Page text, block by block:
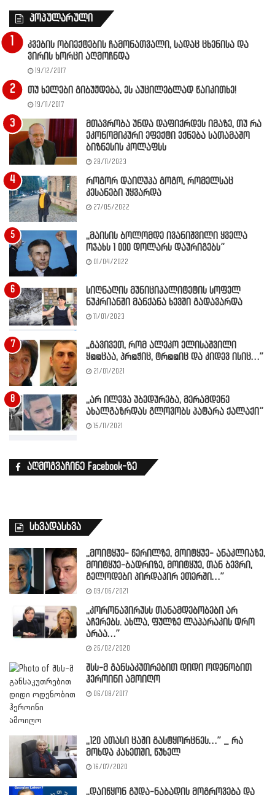
პოპულარული
კვების ობიექტების ჩამონათვალი, სადაც ცხენისა და
ვირის ხორცი აღმოჩნდა
19/12/2017
თუ ხელები გიბუჟდება, ეს აუცილებლად წაიკითხე!
19/11/2017
მთავრობა უნდა დაფიქრდეს იმაზე, თუ რა
ეკონომიკური ეფექტი ექნება სათამაშო
ბიზნესის კოლაფსს
28/11/2023
როგორ დაიღუპა გოგო, რომელსაც
კესანები უყვარდა
27/05/2022
,,მაისის ბოლომდე ივანიშვილი ყველა
ოჯახს 1 000 დოლარს დაურიგებს”
01/04/2022
სიღნაღის მუნიციპალიტეტის სოფელ
ნუკრიანში მანქანა ხევში გადავარდა
11/01/2023
,,გავივეთ, რომ ალეკო ელისაშვილი
ყ@@ცაა, პრ@ჭიც, ტრ@@იც და კიდევ ისიც…”
21/01/2021
,,არ ილევა უბედურება, მერამდენე
ახალგაზრდას გლოვობს პატარა ქალაქი”
15/11/2021
აღმოგვაჩინე Facebook-ზე
სხვადასხვა
,,მოიტყუე- წერილზე, მოიტყუე- ანაკლიაზე,
მოიტყუე-ბადრიზე, მოიტყუე, თან ბევრი,
გელოდები პირდაპირ ეთერში…”
09/06/2021
,,კორონავირუსს თანამდებობები არ
აჩერებს. ახლა, ფულზე ლაპარაკის დრო
არაა…”
26/02/2020
შსს-მ განსაკუთრებით დიდი ოდენობით
ჰეროინი ამოიღო
06/08/2017
,,120 ათასი ცაში გასტყორცნეს…” _ რა
მოხდა კახეთში, წუხელ
16/07/2020
,,დაიწყონ გუდა-ნაბადის მოგროვება და